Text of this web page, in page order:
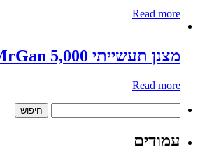
Read more
מצנן תעשייתי 5,000 L.C MrGan
Read more
עמודים